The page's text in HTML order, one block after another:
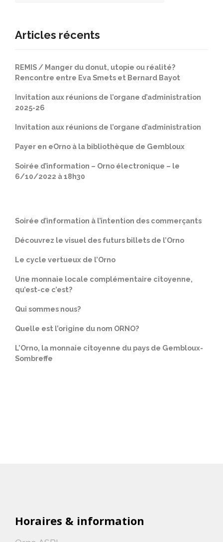
Articles récents
REMIS / Manger du donut, utopie ou réalité?
Rencontre entre Eva Smets et Bernard Bayot
Invitation aux réunions de l’organe d’administration
2025-26
Invitation aux réunions de l’organe d’administration
Payer en eOrno à la bibliothèque de Gembloux
Soirée d’information – Orno électronique – le
6/10/2022 à 18h30
Soirée d’information à l’intention des commerçants
Découvrez le visuel des futurs billets de l’Orno
Le cycle vertueux de l’Orno
​Une monnaie locale complémentaire citoyenne,
qu’est-ce c’est?
Qui sommes nous?
Quelle est l’origine du nom ORNO?
L’Orno, la monnaie citoyenne du pays de Gembloux-
Sombreffe
Horaires & information